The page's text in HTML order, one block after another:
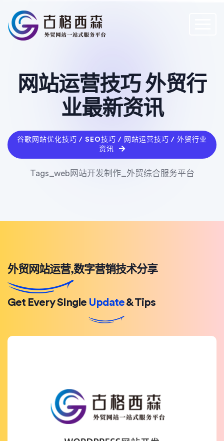
网站运营技巧 外贸行
业最新资讯
谷歌网站优化技巧 / SEO技巧 / 网站运营技巧 / 外贸行业
资讯
Tags_web网站开发制作_外贸综合服务平台
外贸网站运营,数字营销技术分享
Get Every SIngle Update& Tips